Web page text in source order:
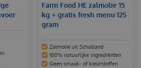
Farm Food HE zalmolie 15
kg + gratis fresh menu 125
gram
Zalmolie uit Schotland
100% natuurlijke ingrediënten
Geen smaak- of kleurstoffen